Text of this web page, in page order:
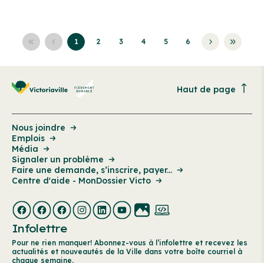
1 2 3 4 5 6
Haut de page
Nous joindre
Emplois
Média
Signaler un problème
Faire une demande, s’inscrire, payer...
Centre d'aide - MonDossier Victo
Infolettre
Pour ne rien manquer! Abonnez-vous à l’infolettre et recevez les
actualités et nouveautés de la Ville dans votre boîte courriel à
chaque semaine.